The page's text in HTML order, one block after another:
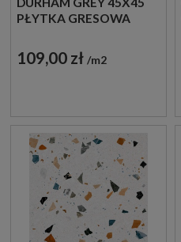
PŁYTKA GRESOWA
109,00 zł m2